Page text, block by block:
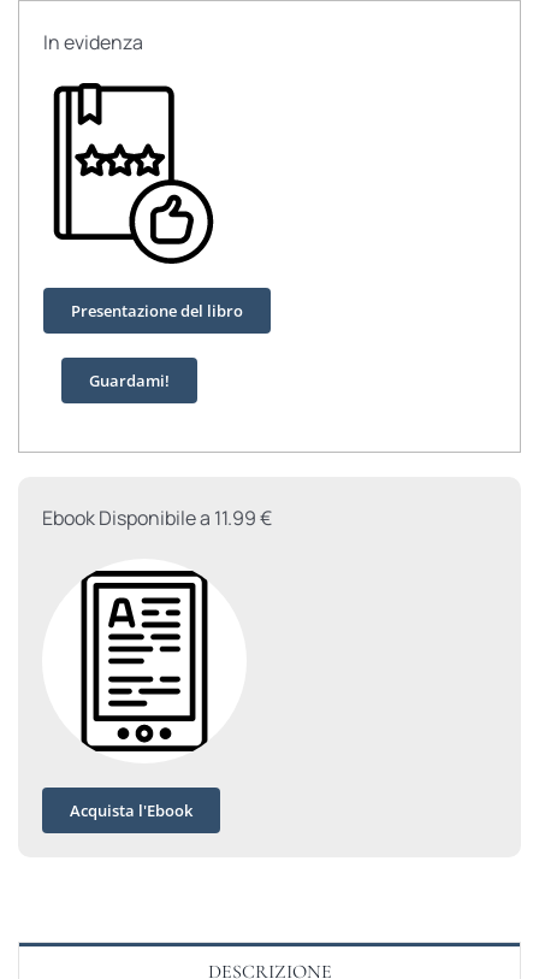
In evidenza
Presentazione del libro
Guardami!
Ebook Disponibile a 11.99 €
Acquista l'Ebook
DESCRIZIONE